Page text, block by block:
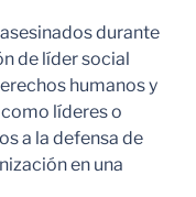
durante
de líder social
humanos y
líderes o
a la defensa de
en una